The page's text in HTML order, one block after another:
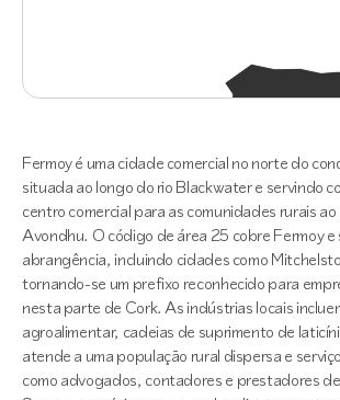
Fermoy é uma cidade comercial no norte do
situada ao longo do rio Blackwater e servindo
centro comercial para as comunidades rurais
Avondhu. O código de área 25 cobre Fermoy e
abrangência, incluindo cidades como
tornando-se um prefixo reconhecido para
nesta parte de Cork. As indústrias locais
agroalimentar, cadeias de suprimento de
atende a uma população rural dispersa e
como advogados, contadores e prestadores